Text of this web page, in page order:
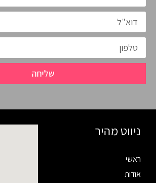
שליחה
ניווט מהיר
ראשי
אודות